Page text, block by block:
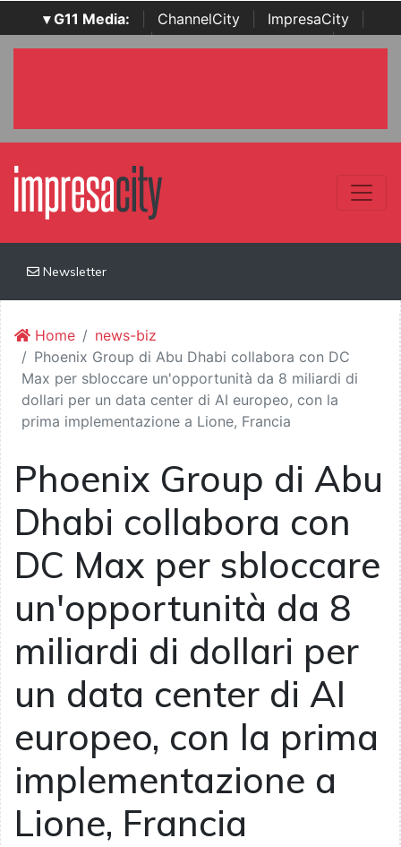
▾ G11 Media: ChannelCity ImpresaCity
SecurityOpenLab | Italian Channel Awards | Italian
Newsletter
Home
news-biz
Phoenix Group di Abu Dhabi collabora con DC
Max per sbloccare un'opportunità da 8 miliardi di
dollari per un data center di AI europeo, con la
prima implementazione a Lione, Francia
Phoenix Group di Abu
Dhabi collabora con
DC Max per sbloccare
un'opportunità da 8
miliardi di dollari per
un data center di AI
europeo, con la prima
implementazione a
Lione, Francia